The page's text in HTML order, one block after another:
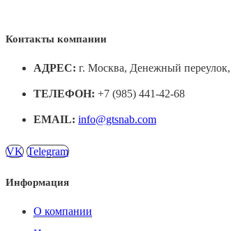
Контакты компании
АДРЕС: г. Москва, Денежный
ТЕЛЕФОН: +7 (985) 441-42-68
EMAIL: info@gtsnab.com
VK Telegram
Информация
О компании